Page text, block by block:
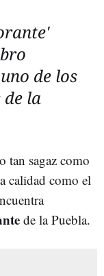
de los
la
tan sagaz como
calidad como el
de la Puebla.